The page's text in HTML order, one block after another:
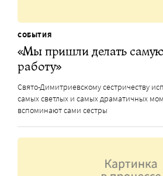
СОБЫТИЯ
«Мы пришли делать
работу»
Свято-Димитриевскому сестричеству
самых светлых и самых драматичных
вспоминают сами сестры